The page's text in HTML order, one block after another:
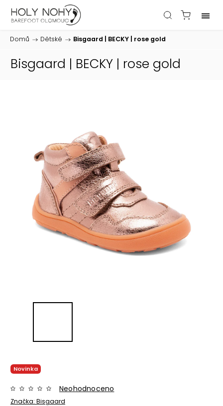
Domů / Dětské / Bisgaard | BECKY | rose gold
Bisgaard | BECKY | rose gold
Novinka
Značka: Bisgaard
Neohodnoceno